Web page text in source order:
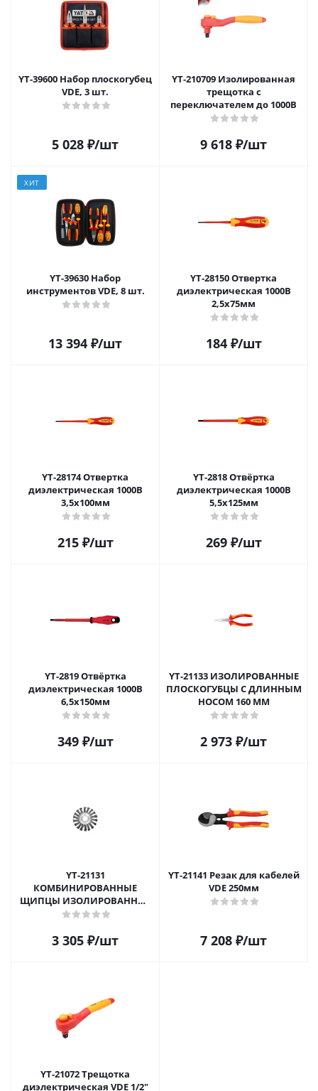
YT-39600 Набор плоскогубец
VDE, 3 шт.
5 028 ₽/шт
YT-210709 Изолированная
трещотка с
переключателем до 1000В
9 618 ₽/шт
ХИТ
YT-39630 Набор
инструментов VDE, 8 шт.
13 394 ₽/шт
YT-28150 Отвертка
диэлектрическая 1000В
2,5х75мм
184₽/шт
YT-28174 Отвертка
диэлектрическая 1000В
3,5х100мм
215₽/шт
YT-2818 Отвёртка
диэлектрическая 1000В
5,5х125мм
269₽/шт
YT-2819 Отвёртка
диэлектрическая 1000В
6,5х150мм
349₽/шт
YT-21133 ИЗОЛИРОВАННЫЕ
ПЛОСКОГУБЦЫ С ДЛИННЫМ
НОСОМ 160 ММ
2 973 ₽/шт
YT-21131
КОМБИНИРОВАННЫЕ
ЩИПЦЫ ИЗОЛИРОВАННЫЕ
180 ММ
3 305 ₽/шт
YT-21141 Резак для кабелей
VDE 250мм
7 208 ₽/шт
YT-21072 Трещотка
диэлектрическая VDE 1/2"